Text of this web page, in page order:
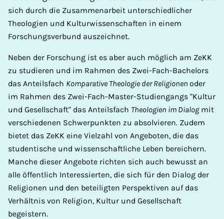
sich durch die Zusammenarbeit unterschiedlicher
Theologien und Kulturwissenschaften in einem
Forschungsverbund auszeichnet.
Neben der Forschung ist es aber auch möglich am ZeKK
zu studieren und im Rahmen des Zwei-Fach-Bachelors
das Anteilsfach Komparative Theologie der Religionen oder
im Rahmen des Zwei-Fach-Master-Studiengangs "Kultur
und Gesellschaft" das Anteilsfach Theologien im Dialogmit
verschiedenen Schwerpunkten zu absolvieren. Zudem
bietet das ZeKK eine Vielzahl von Angeboten, die das
studentische und wissenschaftliche Leben bereichern.
Manche dieser Angebote richten sich auch bewusst an
alle öffentlich Interessierten, die sich für den Dialog der
Religionen und den beteiligten Perspektiven auf das
Verhältnis von Religion, Kultur und Gesellschaft
begeistern.